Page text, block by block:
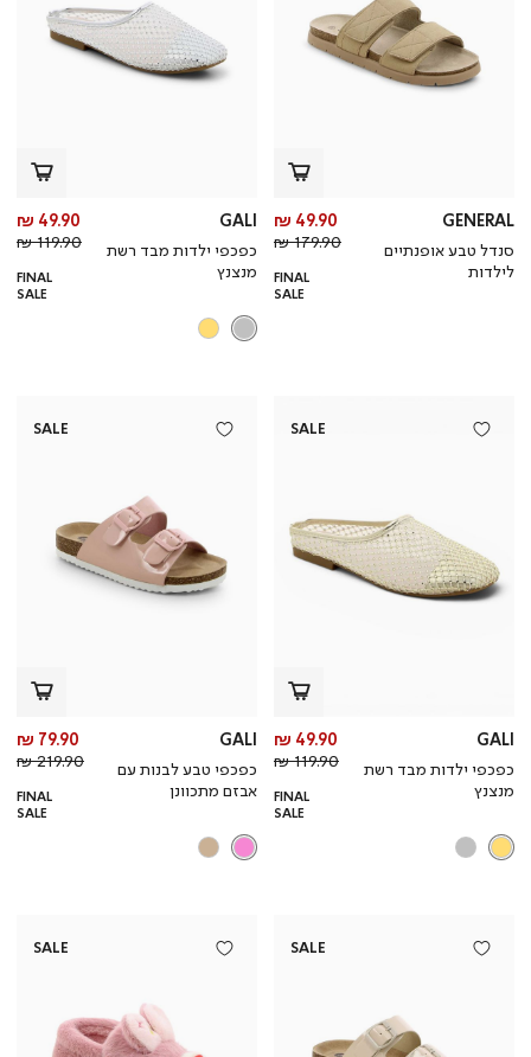
GENERAL
סנדל טבע אופנתיים
לילדות
מחיר
מוצר
49.90 ₪
מחיר
רגיל
179.90 ₪
FINAL
SALE
GALI
כפכפי ילדות מבד רשת
מנצנץ
49.90 ₪
119.90 ₪
FINAL
SALE
SALE
GALI
כפכפי ילדות מבד רשת
מנצנץ
מחיר
מוצר
49.90 ₪
מחיר
רגיל
119.90 ₪
FINAL
SALE
SALE
GALI
כפכפי טבע לבנות עם
אבזם מתכוונן
79.90 ₪
219.90 ₪
FINAL
SALE
SALE
SALE